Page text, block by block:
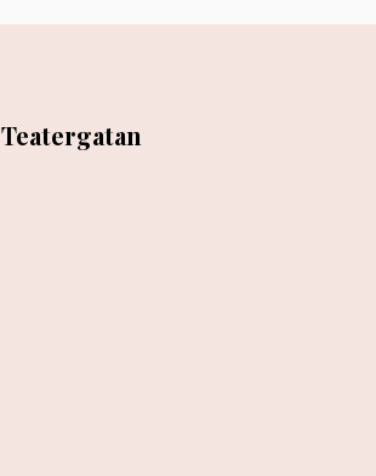
Teatergatan